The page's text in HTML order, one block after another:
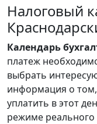
Налоговый
Календарь
платеж
выбрать
информация о
уплатить в этот
режиме